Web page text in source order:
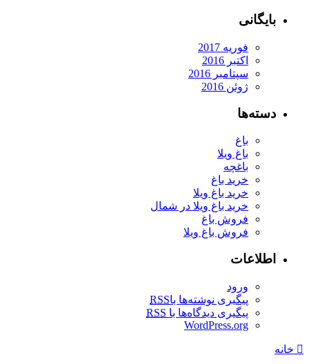
بایگانی
فوریه 2017
اکتبر 2016
سپتامبر 2016
ژوئن 2016
دسته‌ها
باغ
باغ ویلا
باغچه
خرید باغ
خرید باغ ویلا
خرید باغ ویلا در شمال
فروش باغ
فروش باغ ویلا
اطلاعات
ورود
پیگیری نوشته‌ها باRSS
پیگیری دیدگاه‌ها با RSS
WordPress.org
خانه